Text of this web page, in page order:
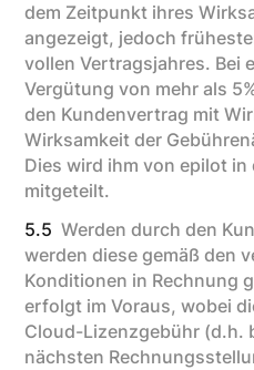
dem Zeitpunkt ihres
angezeigt, jedoch
vollen Vertragsjahres. Bei
Vergütung von mehr als
den Kundenvertrag mit
Wirksamkeit der
Dies wird ihm von epilot in
mitgeteilt.
5.5 Werden durch den
werden diese gemäß den
Konditionen in Rechnung
erfolgt im Voraus, wobei
Cloud-Lizenzgebühr (d.h.
nächsten